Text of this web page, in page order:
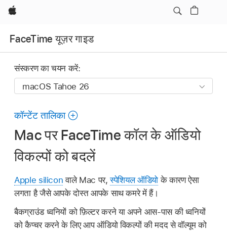
Apple
FaceTime यूज़र गाइड
संस्करण का चयन करें:
कॉन्टेंट तालिका
Mac पर FaceTime कॉल के ऑडियो
विकल्पों को बदलें
Apple silicon वाले Mac पर,स्पेशियल ऑडियोके कारण ऐसा
लगता है जैसे आपके दोस्त आपके साथ कमरे में हैं।
बैकग्राउंड ध्वनियों को फ़िल्टर करने या अपने आस-पास की ध्वनियों
को कैप्चर करने के लिए आप ऑडियो विकल्पों की मदद से वॉल्यूम को